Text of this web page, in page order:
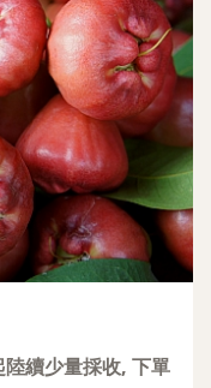
續少量採收, 下單